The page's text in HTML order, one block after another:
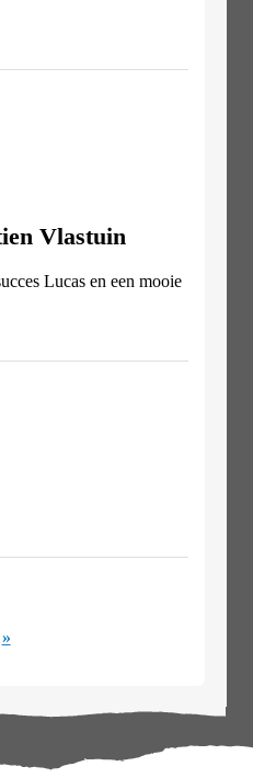
Vlastuin
Lucas en een mooie
»